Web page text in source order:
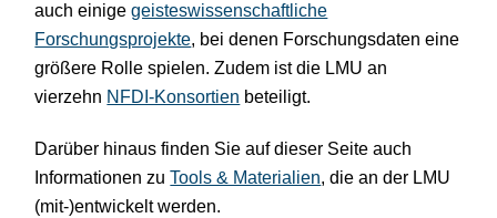
auch einigegeisteswissenschaftliche
Forschungsprojekte, bei denen Forschungsdaten eine
größere Rolle spielen. Zudem ist die LMU an
vierzehn NFDI-Konsortien beteiligt.
Darüber hinaus finden Sie auf dieser Seite auch
Informationen zuTools & Materialien, die an der LMU
(mit-)entwickelt werden.